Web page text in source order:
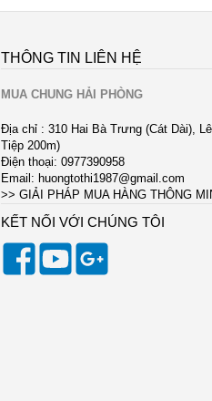
THÔNG TIN LIÊN HỆ
MUA CHUNG HẢI PHÒNG
Địa chỉ : 310 Hai Bà Trưng (Cát Dài),
Tiệp 200m)
Điện thoại: 0977390958
Email: huongtothi1987@gmail.com
>> GIẢI PHÁP MUA HÀNG THÔNG
KẾT NỐI VỚI CHÚNG TÔI